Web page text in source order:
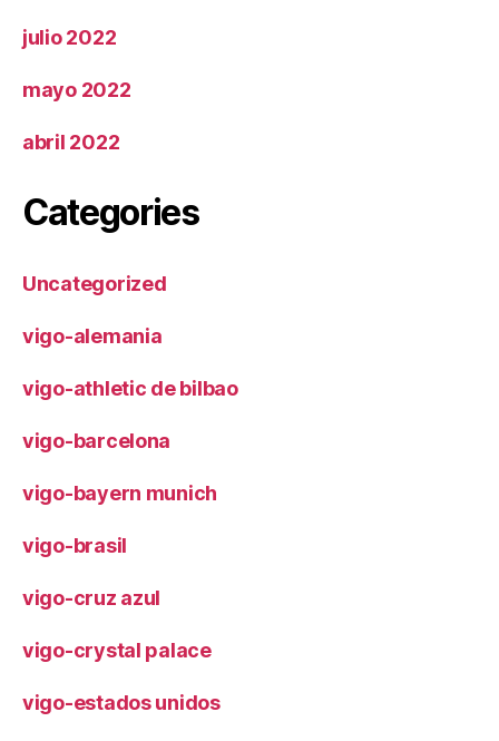
julio 2022
mayo 2022
abril 2022
Categories
Uncategorized
vigo-alemania
vigo-athletic de bilbao
vigo-barcelona
vigo-bayern munich
vigo-brasil
vigo-cruz azul
vigo-crystal palace
vigo-estados unidos